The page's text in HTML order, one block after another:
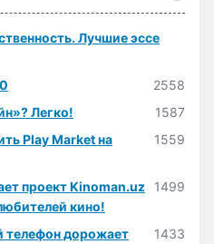
Лучшие эссе
2558
Легко!
1587
Play Market на
1559
проект Kinoman.uz
кино!
1499
телефон дорожает
1433